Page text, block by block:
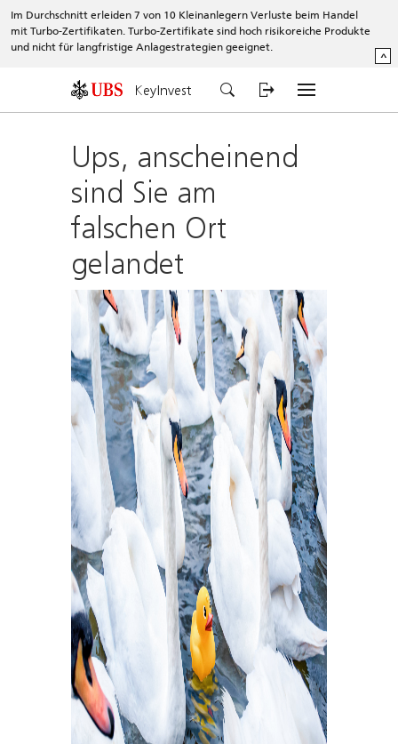
Im Durchschnitt erleiden 7 von 10 Kleinanlegern Verluste beim Handel
mit Turbo-Zertifikaten. Turbo-Zertifikate sind hoch risikoreiche Produkte
und nicht für langfristige Anlagestrategien geeignet.
^
KeyInvest
Ups, anscheinend
sind Sie am
falschen Ort
gelandet